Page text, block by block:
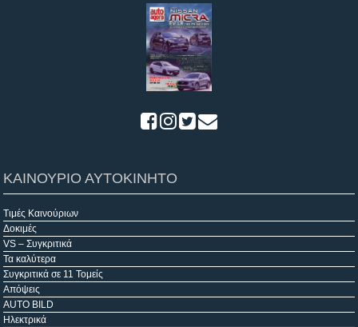
ΚΑΙΝΟΥΡΙΟ ΑΥΤΟΚΙΝΗΤΟ
Τιμές Καινούριων
Δοκιμές
VS – Συγκριτικά
Τα καλύτερα
Συγκριτικά σε 11 Τομείς
Απόψεις
AUTO BILD
Ηλεκτρικά